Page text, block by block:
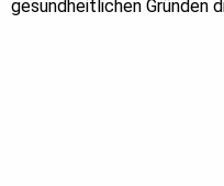
gesundheitlichen Gründen